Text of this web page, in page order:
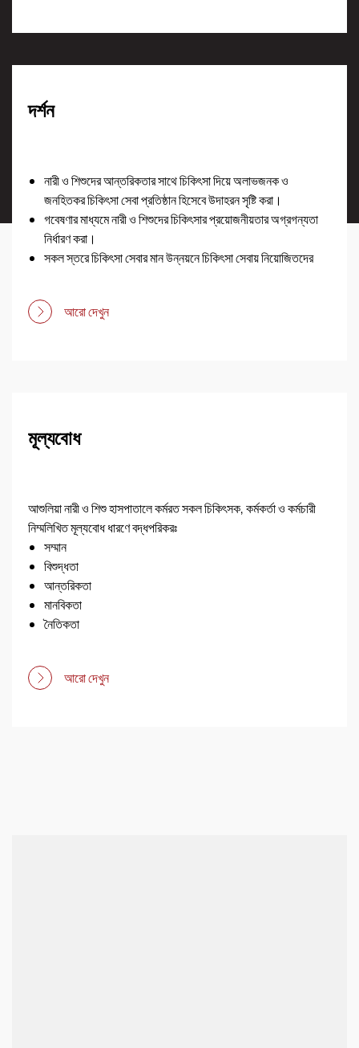
দর্শন
নারী ও শিশুদের আন্তরিকতার সাথে চিকিৎসা দিয়ে অলাভজনক ও
জনহিতকর চিকিৎসা সেবা প্রতিষ্ঠান হিসেবে উদাহরন সৃষ্টি করা।
গবেষণার মাধ্যমে নারী ও শিশুদের চিকিৎসার প্রয়োজনীয়তার অগ্রগন্যতা
নির্ধারণ করা।
সকল স্তরে চিকিৎসা সেবার মান উন্নয়নে চিকিৎসা সেবায় নিয়োজিতদের
একটি স্নাতকোত্তর চিকিৎসা শিক্ষা প্রতিষ্ঠান এবং নার্সিং কলেজ স্থাপন
করা। একটি উন্নত মানসম্মত মেডিকেল কলেজ স্থাপন করা।
আরো দেখুন
মূল্যবোধ
আশুলিয়া নারী ও শিশু হাসপাতালে কর্মরত সকল চিকিৎসক, কর্মকর্তা ও কর্মচারী
নিম্মলিখিত মূল্যবোধ ধারণে বদ্ধপরিকরঃ
সম্মান
বিশুদ্ধতা
আন্তরিকতা
মানবিকতা
নৈতিকতা
আরো দেখুন